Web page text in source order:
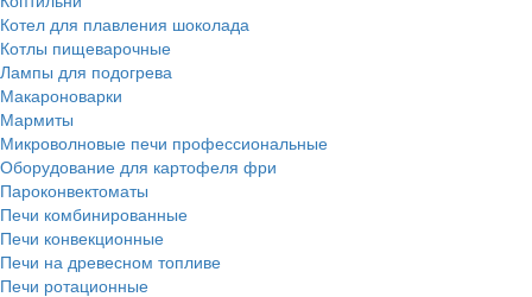
Котел для плавления шоколада
Котлы пищеварочные
Лампы для подогрева
Макароноварки
Мармиты
Микроволновые печи профессиональные
Оборудование для картофеля фри
Пароконвектоматы
Печи комбинированные
Печи конвекционные
Печи на древесном топливе
Печи ротационные